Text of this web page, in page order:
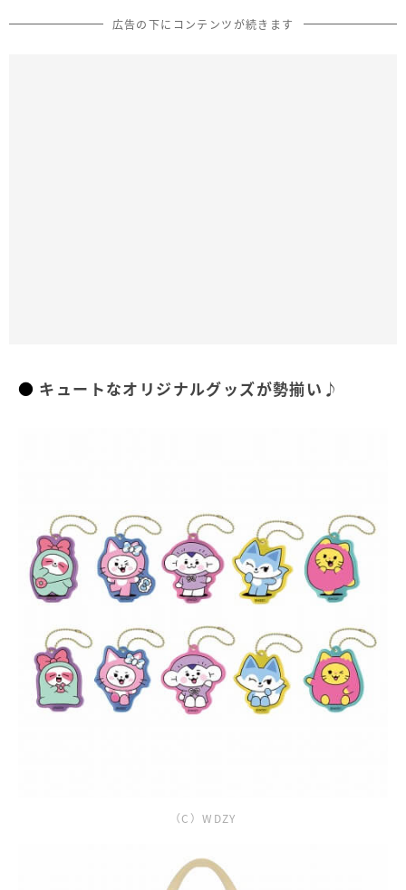
広告の下にコンテンツが続きます
キュートなオリジナルグッズが勢揃い♪
（C）WDZY